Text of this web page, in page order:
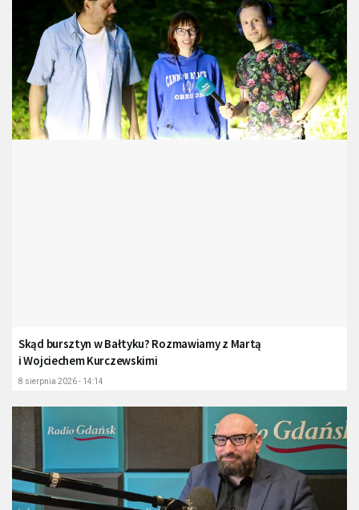
Skąd bursztyn w Bałtyku? Rozmawiamy z Martą
i Wojciechem Kurczewskimi
8 sierpnia 2026 - 14:14